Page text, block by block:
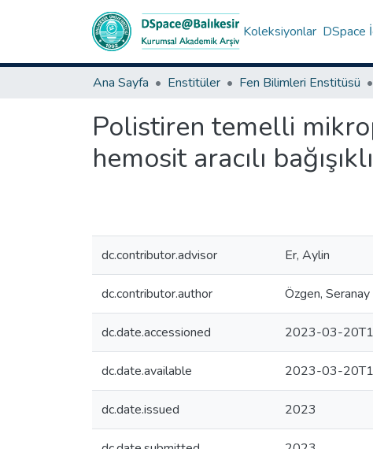
Koleksiyonlar DSpace
Ana Sayfa Enstitüler Fen Bilimleri Enstitüsü
Polistiren temelli
hemosit aracılı
dc.contributor.advisor Er, Aylin
dc.contributor.author Özgen, Seranay
dc.date.accessioned 2023-03-
dc.date.available 2023-03-
dc.date.issued 2023